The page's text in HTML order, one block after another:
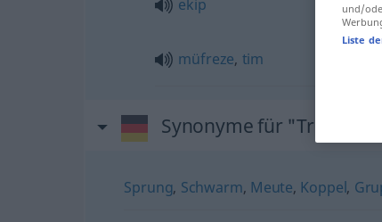
ekip
müfreze, tim
Synonyme für "Trupp"
Sprung, Schwarm, Meute, Koppel,
und/
Liste